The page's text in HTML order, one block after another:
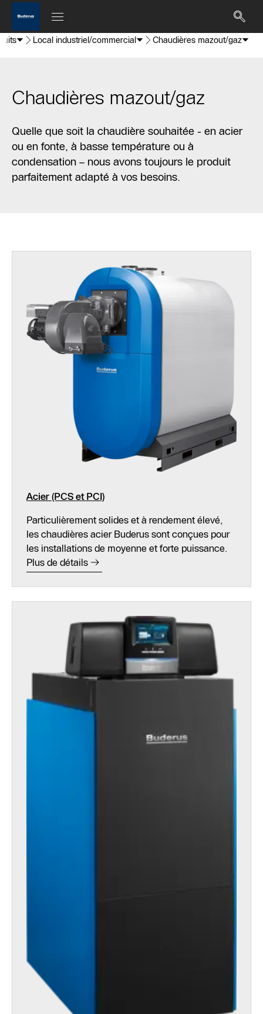
Local industriel/commercial Chaudières mazout/gaz
Chaudières mazout/gaz
Quelle que soit la chaudière souhaitée - en acier
ou en fonte, à basse température ou à
condensation – nous avons toujours le produit
parfaitement adapté à vos besoins.
Acier (PCS et PCI)
Particulièrement solides et à rendement élevé,
les chaudières acier Buderus sont conçues pour
les installations de moyenne et forte puissance.
Plus de détails